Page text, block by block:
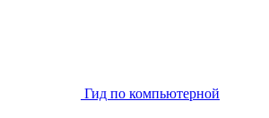
Гид по компьютерной